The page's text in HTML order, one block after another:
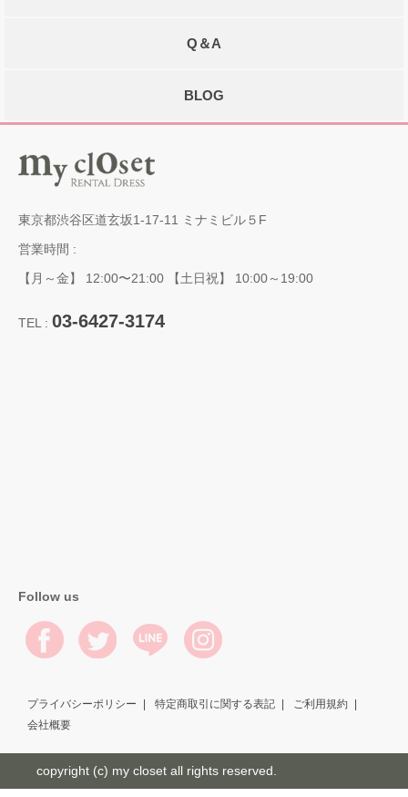
Q＆A
BLOG
東京都渋谷区道玄坂1-17-11 ミナミビル５F
営業時間 :
【月～金】 12:00〜21:00 【土日祝】 10:00～19:00
TEL : 03-6427-3174
Follow us
プライバシーポリシー 特定商取引に関する表記
ご利用規約
会社概要
copyright (c) my closet all rights reserved.